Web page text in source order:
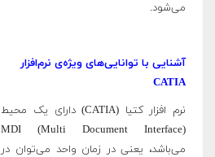
می‌شود.
آشنایی با توانایی‌های ویژه‌ی نرم‌افزار
CATIA
نرم افزار کتیا (CATIA) دارای یک محیط
MDI (Multi Document Interface)
می‌باشد، یعنی در زمان واحد می‌توان در